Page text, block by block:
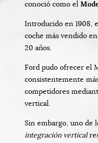
conoció como el
Introducido en 1908,
coche más vendido
20 años.
Ford pudo ofrecer el
consistentemente
competidores
vertical.
Sin embargo, uno de
integración vertical